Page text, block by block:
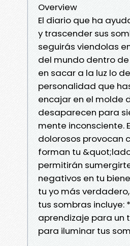
Overview
El diario que ha
y trascender sus
seguirás viendolas
del mundo dentro de
en sacar a la luz lo
personalidad que
encajar en el molde
desaparecen para
mente inconsciente.
dolorosos provocan
forman tu
permitirán
negativos en tu
tu yo más
tus sombras incluye:
aprendizaje para un
para iluminar tus